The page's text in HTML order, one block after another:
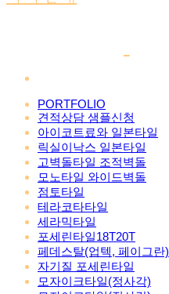
PORTFOLIO
견적상담 샘플신청
아이코트료와 일본타일
릭실이낙스 일본타일
고벽돌타일 조적벽돌
모노타일 와이드벽돌
점토타일
테라코타타일
세라믹타일
포세린타일18T20T
페데스탈(업텍, 페이그란)
자기질 포세린타일
모자이크타일(정사각)